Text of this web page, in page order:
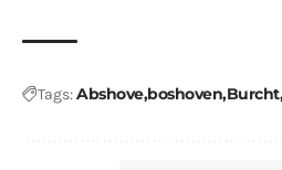
Tags:AbshoveboshovenBurcht